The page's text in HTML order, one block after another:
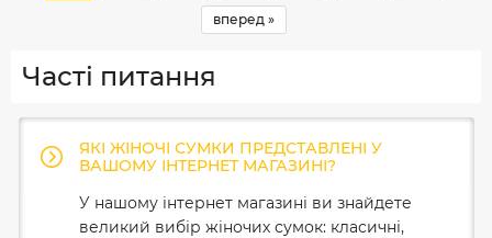
вперед »
Часті питання
ЯКІ ЖІНОЧІ СУМКИ ПРЕДСТАВЛЕНІ У
ВАШОМУ ІНТЕРНЕТ МАГАЗИНІ?
У нашому інтернет магазині ви знайдете
великий вибір жіночих сумок: класичні,